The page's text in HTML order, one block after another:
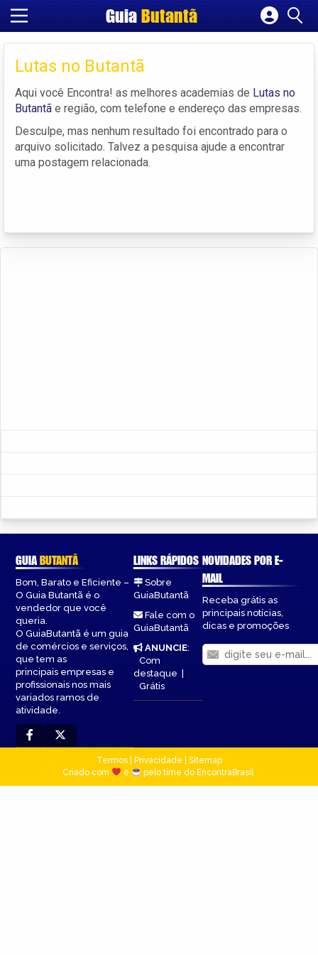
GuiaButantã
Cadastrar empresa
Lutas no Butantã
Aqui você Encontra! as melhores academias de Lutas no
Butantã e região, com telefone e endereço das empresas.
Desculpe, mas nenhum resultado foi encontrado para o
arquivo solicitado. Talvez a pesquisa ajude a encontrar
uma postagem relacionada.
GUIABUTANTÃ
Bom, Barato e Eficiente –
O Guia Butantã é o
vendedor que você
queria.
O GuiaButantã é um guia
de comércios e serviços,
que tem as
principais empresas e
profissionais nos mais
variados ramos de
atividade.
LINKS RÁPIDOS
Sobre
GuiaButantã
Fale com o
GuiaButantã
ANUNCIE:
Com
destaque|
Grátis
NOVIDADES POR E-
MAIL
Receba grátis as
principais notícias,
dicas e promoções
Termos| Privacidade
Sitemap
Criado com
e pelo time do EncontraBrasil